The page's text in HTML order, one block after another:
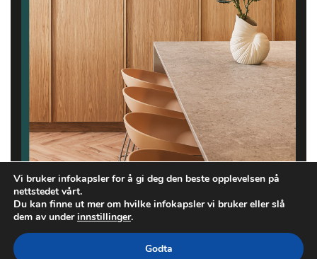
Vi bruker infokapsler for å gi deg den beste opplevelsen på
nettstedet vårt.
Du kan finne ut mer om hvilke infokapsler vi bruker eller slå
dem av underinnstillinger.
Godta